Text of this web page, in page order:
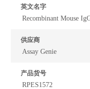
英文名字
Recombinant Mouse
供应商
Assay Genie
产品货号
RPES1572